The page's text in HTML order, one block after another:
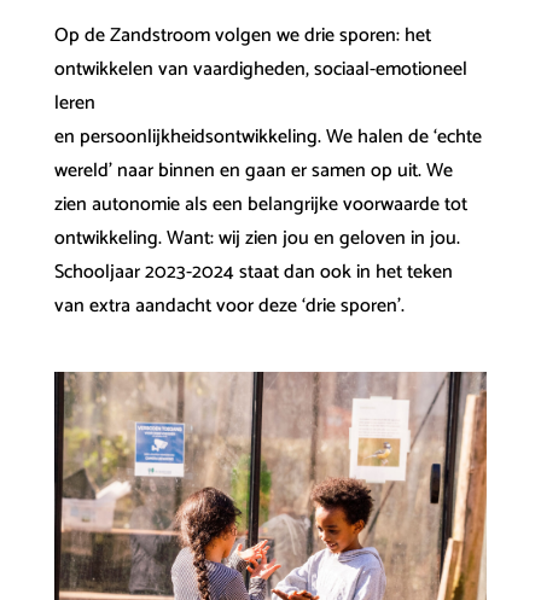
Op de Zandstroom volgen we drie sporen: het
ontwikkelen van vaardigheden, sociaal-emotioneel
leren
en persoonlijkheidsontwikkeling. We halen de ‘echte
wereld’ naar binnen en gaan er samen op uit. We
zien autonomie als een belangrijke voorwaarde tot
ontwikkeling. Want: wij zien jou en geloven in jou.
Schooljaar 2023-2024 staat dan ook in het teken
van extra aandacht voor deze ‘drie sporen’.